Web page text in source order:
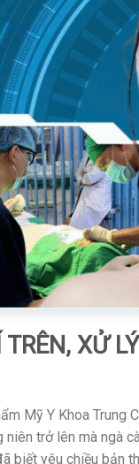
TRÊN, XỬ
Mỹ Y Khoa Trung
niên trở lên mà ngà
biết yêu chiều bản